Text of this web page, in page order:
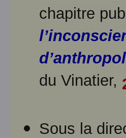
chapitre
du Vinatier,
Sous la